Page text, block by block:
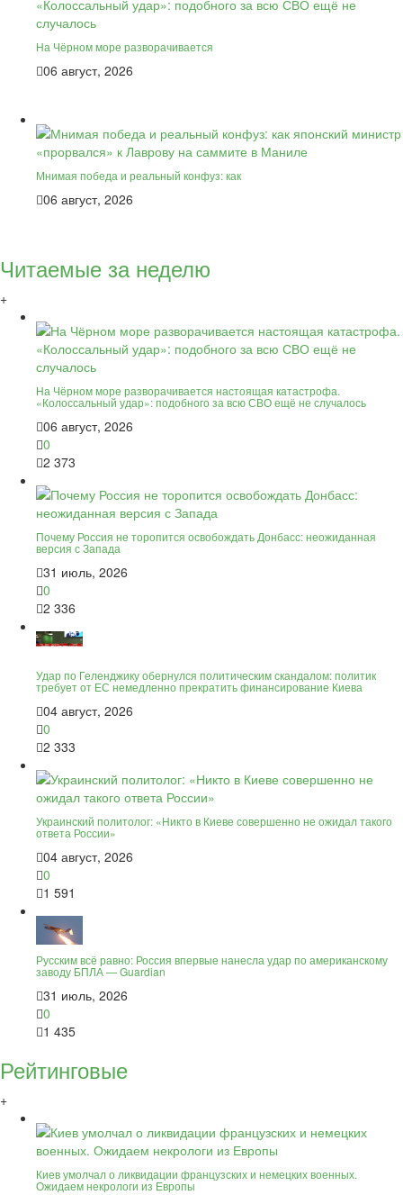
На Чёрном море разворачивается
06 август, 2026
Мнимая победа и реальный конфуз: как
06 август, 2026
Читаемые за неделю
+
На Чёрном море разворачивается настоящая катастрофа.
«Колоссальный удар»: подобного за всю СВО ещё не случалось
06 август, 2026
0
2 373
Почему Россия не торопится освобождать Донбасс: неожиданная
версия с Запада
31 июль, 2026
0
2 336
Удар по Геленджику обернулся политическим скандалом: политик
требует от ЕС немедленно прекратить финансирование Киева
04 август, 2026
0
2 333
Украинский политолог: «Никто в Киеве совершенно не ожидал такого
ответа России»
04 август, 2026
0
1 591
Русским всё равно: Россия впервые нанесла удар по американскому
заводу БПЛА — Guardian
31 июль, 2026
0
1 435
Рейтинговые
+
Киев умолчал о ликвидации французских и немецких военных.
Ожидаем некрологи из Европы